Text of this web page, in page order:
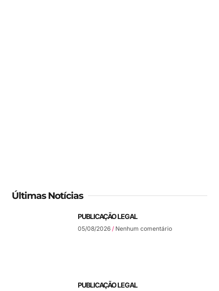
Últimas Notícias
PUBLICAÇÃO LEGAL
05/08/2026 Nenhum comentário
PUBLICAÇÃO LEGAL